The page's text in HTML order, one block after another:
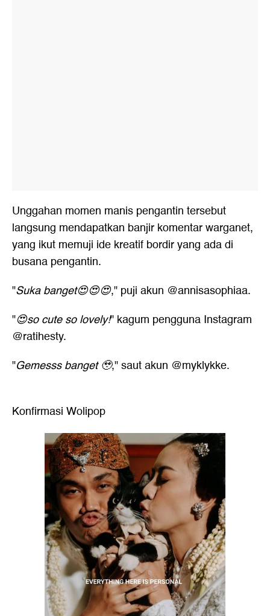
Unggahan momen manis pengantin tersebut
langsung mendapatkan banjir komentar warganet,
yang ikut memuji ide kreatif bordir yang ada di
busana pengantin.
"Suka banget😍😍😍," puji akun @annisasophiaa.
"😍so cute so lovely!" kagum pengguna Instagram
@ratihesty.
"Gemesss banget 🥹," saut akun @myklykke.
Konfirmasi Wolipop